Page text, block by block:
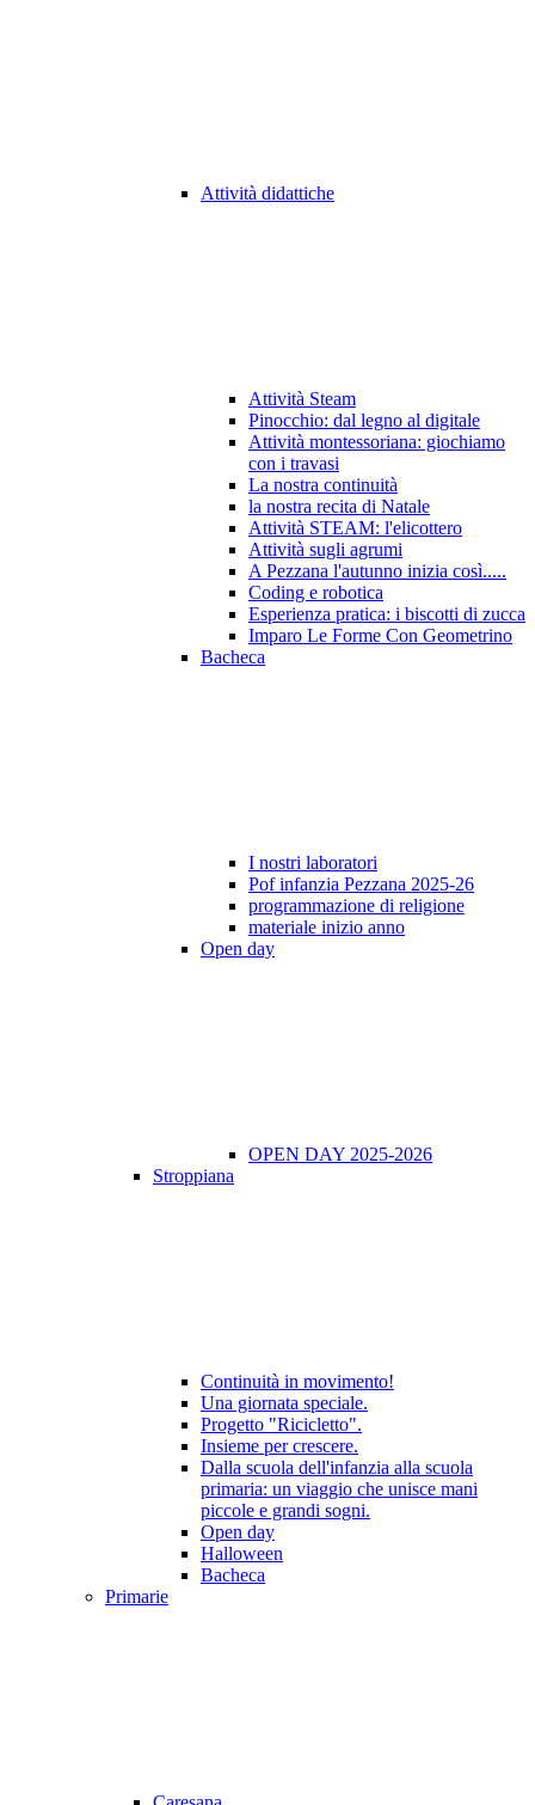
Attività didattiche
Attività Steam
Pinocchio: dal legno al digitale
Attività montessoriana: giochiamo
con i travasi
La nostra continuità
la nostra recita di Natale
Attività STEAM: l'elicottero
Attività sugli agrumi
A Pezzana l'autunno inizia così.....
Coding e robotica
Esperienza pratica: i biscotti di zucca
Imparo Le Forme Con Geometrino
Bacheca
I nostri laboratori
Pof infanzia Pezzana 2025-26
programmazione di religione
materiale inizio anno
Open day
OPEN DAY 2025-2026
Stroppiana
Continuità in movimento!
Una giornata speciale.
Progetto "Ricicletto".
Insieme per crescere.
Dalla scuola dell'infanzia alla scuola
primaria: un viaggio che unisce mani
piccole e grandi sogni.
Open day
Halloween
Bacheca
Primarie